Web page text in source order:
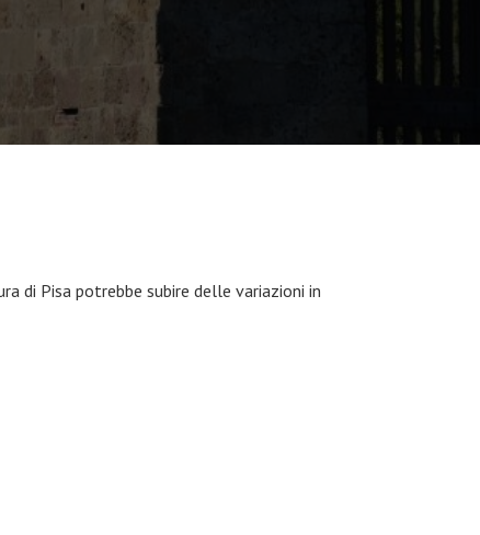
di Pisa potrebbe subire delle variazioni in